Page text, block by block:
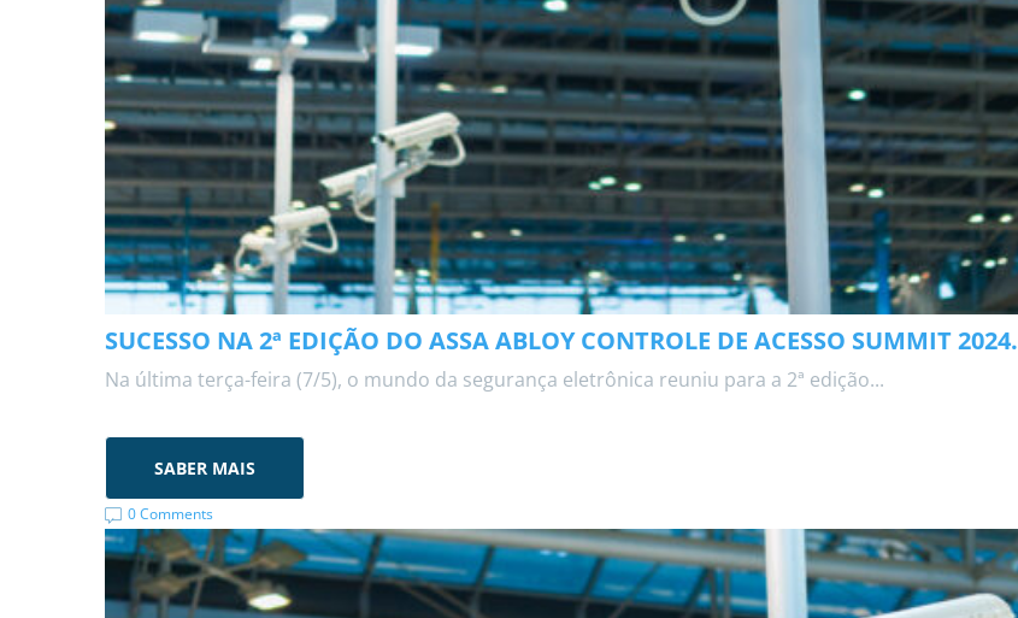
SUCESSO NA 2ª EDIÇÃO DO ASSA ABLOY CONTROLE DE ACESSO SUMMIT 2024.
Na última terça-feira (7/5), o mundo da segurança eletrônica reuniu para a 2ª edição...
SABER MAIS
0 Comments